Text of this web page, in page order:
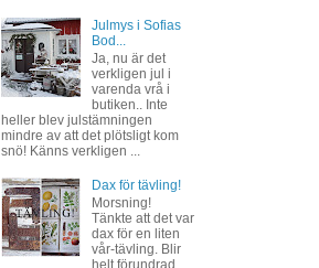
Julmys i Sofias
Bod...
Ja, nu är det
verkligen jul i
varenda vrå i
butiken.. Inte
heller blev julstämningen
mindre av att det plötsligt kom
snö! Känns verkligen ...
Dax för tävling!
Morsning!
Tänkte att det var
dax för en liten
vår-tävling. Blir
helt förundrad